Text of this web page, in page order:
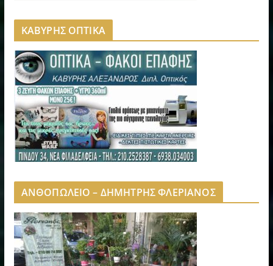
ΚΑΒΥΡΗΣ ΟΠΤΙΚΑ
ΑΝΘΟΠΩΛΕΙΟ – ΔΗΜΗΤΡΗΣ ΦΛΕΡΙΑΝΟΣ